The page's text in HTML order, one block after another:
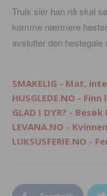
Truls sier han nå skal
komme nærmere
avslutter den hestegale
SMAKELIG - Mat,
HUSGLEDE.NO -
GLAD I DYR? -
LEVANA.NO -
LUKSUSFERIE.NO -